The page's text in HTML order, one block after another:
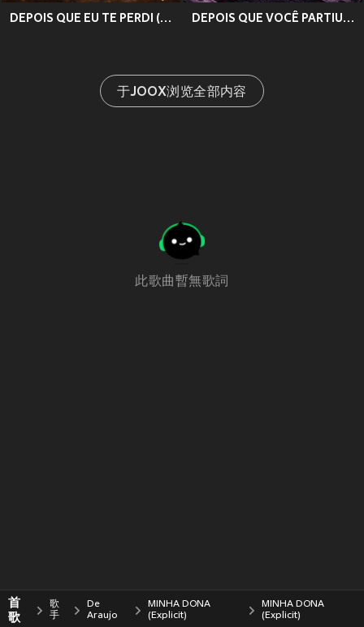
DEPOIS QUE EU TE PERDI (Explicit) DEPOIS QUE VOCÊ PARTIU (Explicit)
于JOOX浏览全部内容
此歌曲暫無歌詞
首
歌
歌
手
De
Araujo
MINHA DONA
(Explicit)
MINHA DONA
(Explicit)